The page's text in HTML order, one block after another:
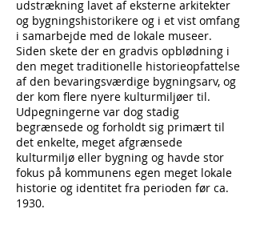
udstrækning lavet af eksterne arkitekter
og bygningshistorikere og i et vist omfang
i samarbejde med de lokale museer.
Siden skete der en gradvis opblødning i
den meget traditionelle historieopfattelse
af den bevaringsværdige bygningsarv, og
der kom flere nyere kulturmiljøer til.
Udpegningerne var dog stadig
begrænsede og forholdt sig primært til
det enkelte, meget afgrænsede
kulturmiljø eller bygning og havde stor
fokus på kommunens egen meget lokale
historie og identitet fra perioden før ca.
1930.